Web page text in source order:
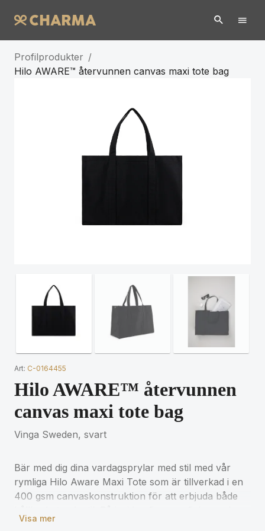
Profilprodukter /
Hilo AWARE™ återvunnen canvas maxi tote bag
Art: C-0164455
Hilo AWARE™ återvunnen
canvas maxi tote bag
Vinga Sweden, svart
Bär med dig dina vardagsprylar med stil med vår
rymliga Hilo Aware Maxi Tote som är tillverkad i en
400 gsm canvaskonstruktion för att erbjuda både
dragkedja för säker förvaring av dina värdesaker.
Visa mer